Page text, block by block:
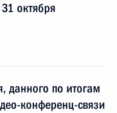
октября
данного по итогам
конференц-связи